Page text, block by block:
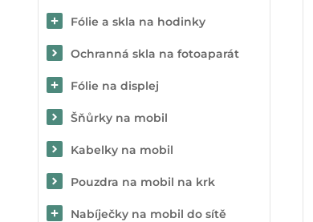
Fólie a skla na hodinky
Ochranná skla na fotoaparát
Fólie na displej
Šňůrky na mobil
Kabelky na mobil
Pouzdra na mobil na krk
Nabíječky na mobil do sítě